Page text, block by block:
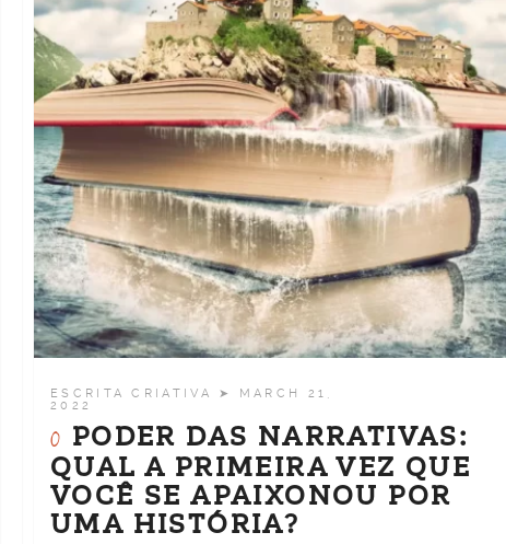
ESCRITA CRIATIVA ➤ MARCH 21,
2022
O PODER DAS NARRATIVAS:
QUAL A PRIMEIRA VEZ QUE
VOCÊ SE APAIXONOU POR
UMA HISTÓRIA?